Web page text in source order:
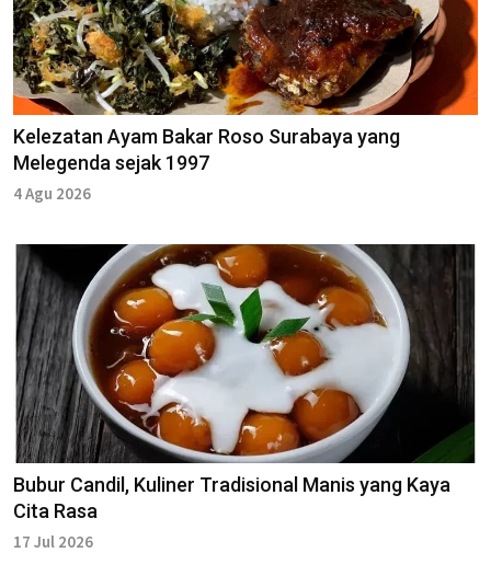
Kelezatan Ayam Bakar Roso Surabaya yang
Melegenda sejak 1997
4 Agu 2026
Bubur Candil, Kuliner Tradisional Manis yang Kaya
Cita Rasa
17 Jul 2026